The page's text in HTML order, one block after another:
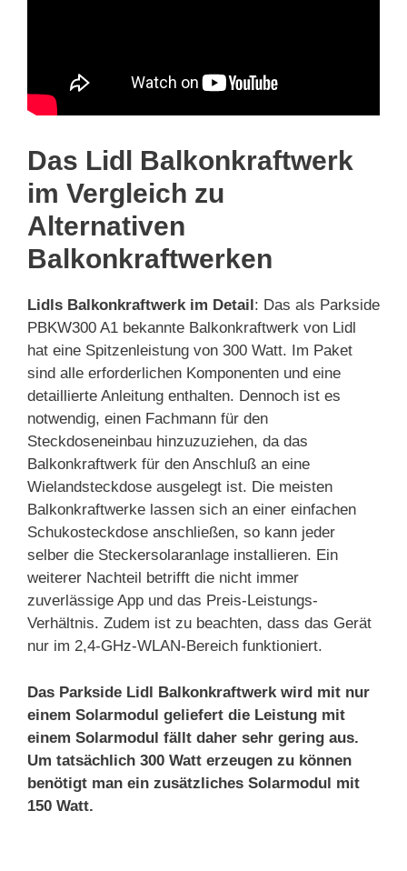
Das Lidl Balkonkraftwerk
im Vergleich zu
Alternativen
Balkonkraftwerken
Lidls Balkonkraftwerk im Detail: Das als Parkside
PBKW300 A1 bekannte Balkonkraftwerk von Lidl
hat eine Spitzenleistung von 300 Watt. Im Paket
sind alle erforderlichen Komponenten und eine
detaillierte Anleitung enthalten. Dennoch ist es
notwendig, einen Fachmann für den
Steckdoseneinbau hinzuzuziehen, da das
Balkonkraftwerk für den Anschluß an eine
Wielandsteckdose ausgelegt ist. Die meisten
Balkonkraftwerke lassen sich an einer einfachen
Schukosteckdose anschließen, so kann jeder
selber die Steckersolaranlage installieren. Ein
weiterer Nachteil betrifft die nicht immer
zuverlässige App und das Preis-Leistungs-
Verhältnis. Zudem ist zu beachten, dass das Gerät
nur im 2,4-GHz-WLAN-Bereich funktioniert.
Das Parkside Lidl Balkonkraftwerk wird mit nur
einem Solarmodul geliefert die Leistung mit
einem Solarmodul fällt daher sehr gering aus.
Um tatsächlich 300 Watt erzeugen zu können
benötigt man ein zusätzliches Solarmodul mit
150 Watt.